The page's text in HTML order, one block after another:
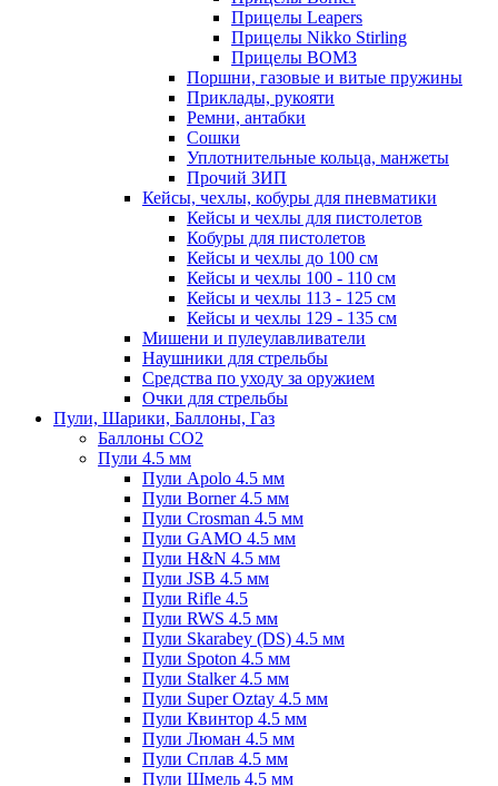
Прицелы Leapers
Прицелы Nikko Stirling
Прицелы ВОМЗ
Поршни, газовые и витые пружины
Приклады, рукояти
Ремни, антабки
Сошки
Уплотнительные кольца, манжеты
Прочий ЗИП
Кейсы, чехлы, кобуры для пневматики
Кейсы и чехлы для пистолетов
Кобуры для пистолетов
Кейсы и чехлы до 100 см
Кейсы и чехлы 100 - 110 см
Кейсы и чехлы 113 - 125 см
Кейсы и чехлы 129 - 135 см
Мишени и пулеулавливатели
Наушники для стрельбы
Средства по уходу за оружием
Очки для стрельбы
Пули, Шарики, Баллоны, Газ
Баллоны CO2
Пули 4.5 мм
Пули Apolo 4.5 мм
Пули Borner 4.5 мм
Пули Crosman 4.5 мм
Пули GAMO 4.5 мм
Пули H&N 4.5 мм
Пули JSB 4.5 мм
Пули Rifle 4.5
Пули RWS 4.5 мм
Пули Skarabey (DS) 4.5 мм
Пули Spoton 4.5 мм
Пули Stalker 4.5 мм
Пули Super Oztay 4.5 мм
Пули Квинтор 4.5 мм
Пули Люман 4.5 мм
Пули Сплав 4.5 мм
Пули Шмель 4.5 мм